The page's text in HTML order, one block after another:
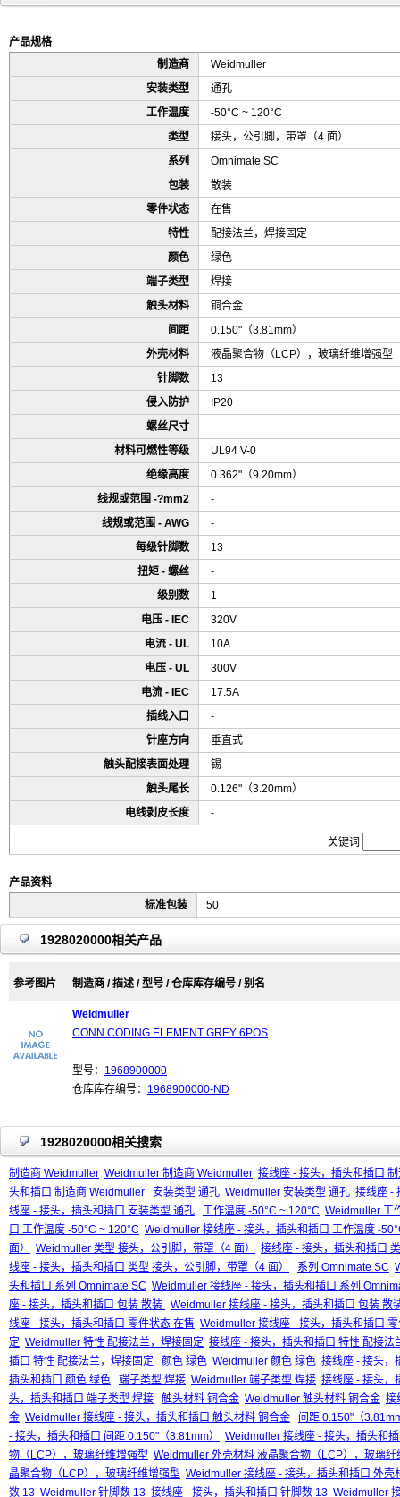
产品规格
制造商
Weidmuller
安装类型
通孔
工作温度
-50°C ~ 120°C
类型
接头，公引脚，带罩（4 面）
系列
Omnimate SC
包装
散装
零件状态
在售
特性
配接法兰，焊接固定
颜色
绿色
端子类型
焊接
触头材料
铜合金
间距
0.150"（3.81mm）
外壳材料
液晶聚合物（LCP），玻璃纤维增强型
针脚数
13
侵入防护
IP20
螺丝尺寸
-
材料可燃性等级
UL94 V-0
绝缘高度
0.362"（9.20mm）
线规或范围 -?mm2
-
线规或范围 - AWG
-
每级针脚数
13
扭矩 - 螺丝
-
级别数
1
电压 - IEC
320V
电流 - UL
10A
电压 - UL
300V
电流 - IEC
17.5A
插线入口
-
针座方向
垂直式
触头配接表面处理
锡
触头尾长
0.126"（3.20mm）
电线剥皮长度
-
关键词
产品资料
标准包装
50
1928020000相关产品
参考图片 制造商 / 描述 / 型号 / 仓库库存编号 / 别名
Weidmuller
CONN CODING ELEMENT GREY 6POS
型号： 1968900000
仓库库存编号： 1968900000-ND
1928020000相关搜索
制造商 Weidmuller Weidmuller 制造商 Weidmuller 接线座 - 接头，插头和插口
头和插口 制造商 Weidmuller
安装类型 通孔 Weidmuller 安装类型 通孔 接线座 -
线座 - 接头，插头和插口 安装类型 通孔
工作温度 -50°C ~ 120°C Weidmuller 工
口 工作温度 -50°C ~ 120°C Weidmuller 接线座 - 接头，插头和插口 工作温度 -
面）
Weidmuller 类型 接头，公引脚，带罩（4 面）
接线座 - 接头，插头和插口
线座 - 接头，插头和插口 类型 接头，公引脚，带罩（4 面）
系列 Omnimate SC
头和插口 系列 Omnimate SC Weidmuller 接线座 - 接头，插头和插口 系列
座 - 接头，插头和插口 包装 散装
Weidmuller 接线座 - 接头，插头和插口 包装 散
线座 - 接头，插头和插口 零件状态 在售 Weidmuller 接线座 - 接头，插头和插口
定 Weidmuller 特性 配接法兰，焊接固定 接线座 - 接头，插头和插口 特性 配接法
插口 特性 配接法兰，焊接固定
颜色 绿色 Weidmuller 颜色 绿色 接线座 - 接头，
插头和插口 颜色 绿色
端子类型 焊接 Weidmuller 端子类型 焊接 接线座 - 接头，
头，插头和插口 端子类型 焊接
触头材料 铜合金 Weidmuller 触头材料 铜合金 接
金 Weidmuller 接线座 - 接头，插头和插口 触头材料 铜合金
间距 0.150"（
- 接头，插头和插口 间距 0.150"（3.81mm）
Weidmuller 接线座 - 接头，插头和
物（LCP），玻璃纤维增强型 Weidmuller 外壳材料 液晶聚合物（LCP），玻璃纤
晶聚合物（LCP），玻璃纤维增强型 Weidmuller 接线座 - 接头，插头和插口 外
数 13 Weidmuller 针脚数 13 接线座 - 接头，插头和插口 针脚数 13 Weidmuller